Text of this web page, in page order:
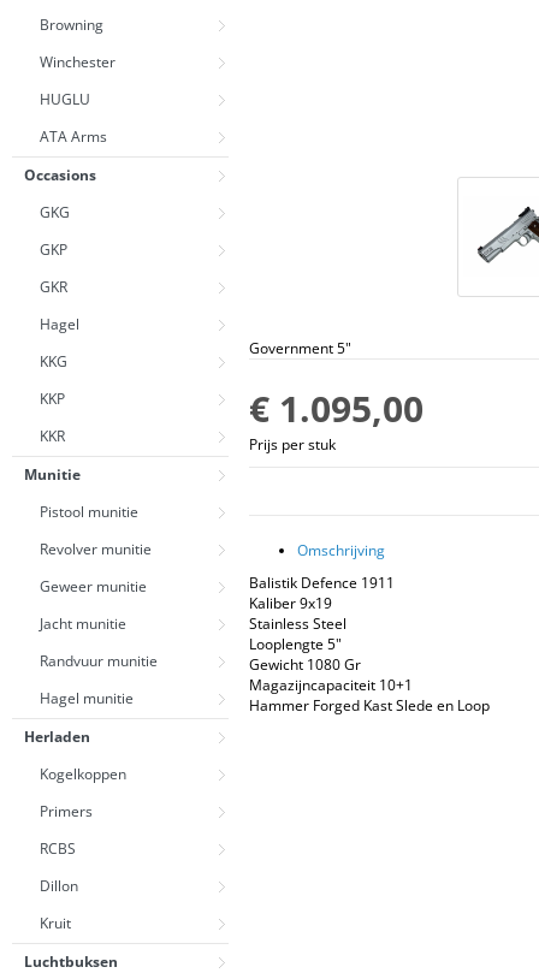
Browning
Winchester
HUGLU
ATA Arms
Occasions
GKG
GKP
GKR
Hagel
KKG
KKP
KKR
Munitie
Pistool munitie
Revolver munitie
Geweer munitie
Jacht munitie
Randvuur munitie
Hagel munitie
Herladen
Kogelkoppen
Primers
RCBS
Dillon
Kruit
Luchtbuksen
Government 5"
€ 1.095,00
Prijs per stuk
Omschrijving
Balistik Defence 1911
Kaliber 9x19
Stainless Steel
Looplengte 5"
Gewicht 1080 Gr
Magazijncapaciteit 10+1
Hammer Forged Kast Slede en Loop